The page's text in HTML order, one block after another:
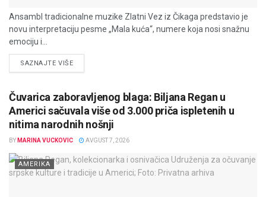
Ansambl tradicionalne muzike Zlatni Vez iz Čikaga predstavio je
novu interpretaciju pesme „Mala kuća“, numere koja nosi snažnu
emociju i...
SAZNAJTE VIŠEDETAILS
Čuvarica zaboravljenog blaga: Biljana Regan u
Americi sačuvala više od 3.000 priča ispletenih u
nitima narodnih nošnji
BY MARINA VUCKOVIC AVGUST 7, 2026
AMERIKA